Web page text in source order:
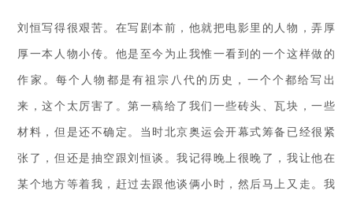
刘恒写得很艰苦。在写剧本前，他就把电影里的人物，弄厚
厚一本人物小传。他是至今为止我惟一看到的一个这样做的
作家。每个人物都是有祖宗八代的历史，一个个都给写出
来，这个太厉害了。第一稿给了我们一些砖头、瓦块，一些
材料，但是还不确定。当时北京奥运会开幕式筹备已经很紧
张了，但还是抽空跟刘恒谈。我记得晚上很晚了，我让他在
某个地方等着我，赶过去跟他谈俩小时，然后马上又走。我